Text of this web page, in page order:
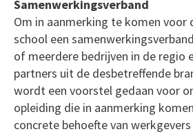
Samenwerkingsverband
Om in aanmerking te komen
school een
of meerdere bedrijven in de regio
partners uit de desbetreffende
wordt een voorstel gedaan voor
opleiding die in aanmerking
concrete behoefte van